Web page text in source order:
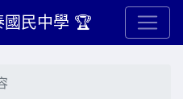
國民中學 🏆